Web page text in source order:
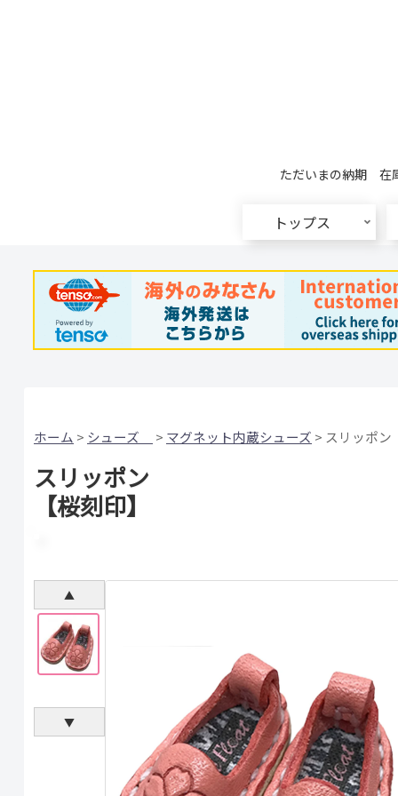
ただいまの納期 在
トップス
ホーム > シューズ > マグネット内蔵シューズ > スリッポン
スリッポン
【桜刻印】
▲
▼